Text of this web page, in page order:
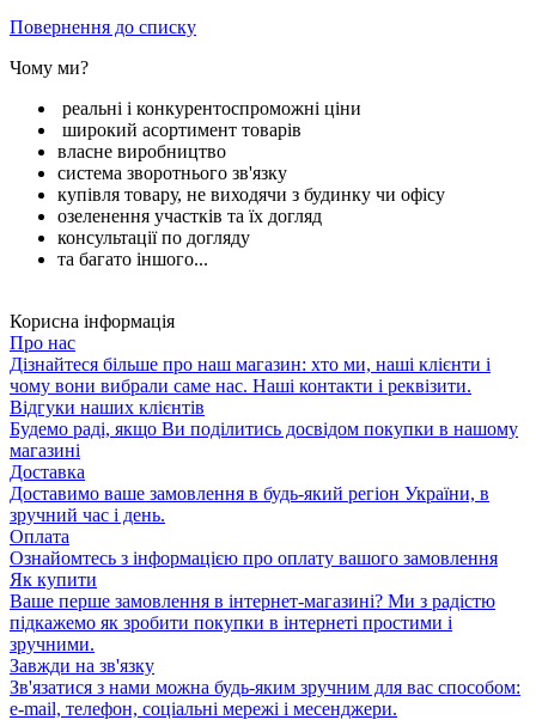
Повернення до списку
Чому ми?
реальні і конкурентоспроможні ціни
широкий асортимент товарів
власне виробництво
система зворотнього зв'язку
купівля товару, не виходячи з будинку чи офісу
озеленення участків та їх догляд
консультації по догляду
та багато іншого...
Корисна інформація
Про нас
Дізнайтеся більше про наш магазин: хто ми, наші клієнти і
чому вони вибрали саме нас. Наші контакти і реквізити.
Відгуки наших клієнтів
Будемо раді, якщо Ви поділитись досвідом покупки в нашому
магазині
Доставка
Доставимо ваше замовлення в будь-який регіон України, в
зручний час і день.
Оплата
Ознайомтесь з інформацією про оплату вашого замовлення
Як купити
Ваше перше замовлення в інтернет-магазині? Ми з радістю
підкажемо як зробити покупки в інтернеті простими і
зручними.
Завжди на зв'язку
Зв'язатися з нами можна будь-яким зручним для вас способом:
e-mail, телефон, соціальні мережі і месенджери.